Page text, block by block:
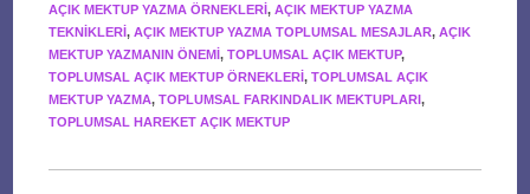
AÇIK MEKTUP YAZMA ÖRNEKLERI, AÇIK MEKTUP YAZMA
TEKNIKLERI, AÇIK MEKTUP YAZMA TOPLUMSAL MESAJLAR, AÇIK
MEKTUP YAZMANIN ÖNEMI, TOPLUMSAL AÇIK MEKTUP,
TOPLUMSAL AÇIK MEKTUP ÖRNEKLERI, TOPLUMSAL AÇIK
MEKTUP YAZMA, TOPLUMSAL FARKINDALIK MEKTUPLARI,
TOPLUMSAL HAREKET AÇIK MEKTUP